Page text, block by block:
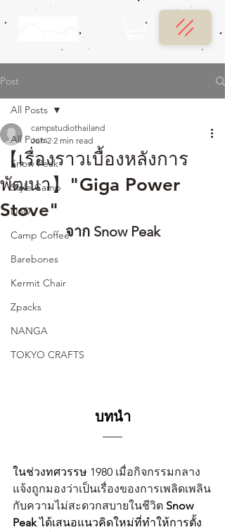
Post
All Posts
Snow Peak
Style Camp
DoD
Camp Coffee
Barebones
Kermit Chair
Zpacks
NANGA
TOKYO CRAFTS
All Posts
【เรื่องราวเบื้องหลังการ
พัฒนา】"Giga Power
Stove"
campstudiothailand
Jun 2 2 min read
จาก Snow Peak
บทนำ
ในช่วงทศวรรษ 1980 เมื่อกิจกรรมกลาง
แจ้งถูกมองว่าเป็นเรื่องของการเพลิดเพลิน
กับความไม่สะดวกสบายในชีวิต Snow
Peak ได้เสนอแนวคิดใหม่ที่ทำให้การตั้ง